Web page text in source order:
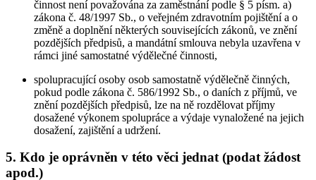
činnost není považována za zaměstnání podle § 5 písm. a)
zákona č. 48/1997 Sb., o veřejném zdravotním pojištění a o
změně a doplnění některých souvisejících zákonů, ve znění
pozdějších předpisů, a mandátní smlouva nebyla uzavřena v
rámci jiné samostatné výdělečné činnosti,
spolupracující osoby osob samostatně výdělečně činných,
pokud podle zákona č. 586/1992 Sb., o daních z příjmů, ve
znění pozdějších předpisů, lze na ně rozdělovat příjmy
dosažené výkonem spolupráce a výdaje vynaložené na jejich
dosažení, zajištění a udržení.
5. Kdo je oprávněn v této věci jednat (podat žádost
apod.)